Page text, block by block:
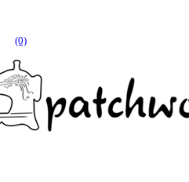
(0)